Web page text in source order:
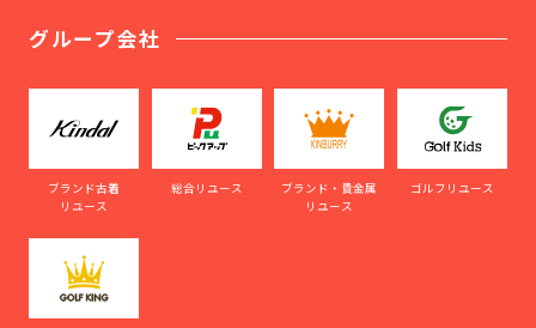
グループ会社
ブランド古着
リユース
総合リユース
ブランド・貴金属
リユース
ゴルフリユース